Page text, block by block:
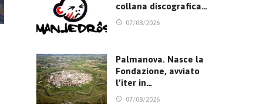
collana discografica…
07/08/2026
Palmanova. Nasce la
Fondazione, avviato
l’iter in…
07/08/2026